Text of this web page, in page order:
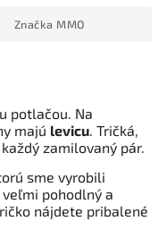
Značka MMO
potlačou. Na
majú levicu. Tričká,
zamilovaný pár.
sme vyrobili
veľmi pohodlný a
nájdete pribalené